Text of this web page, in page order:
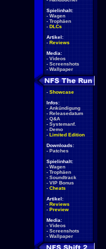
Spielinhalt:
- Wagen
- Trophäen
- DLCs
Artikel:
- Reviews
Media:
- Videos
- Screenshots
- Wallpaper
- Showcase
Infos:
- Ankündigung
- Releasedatum
- Q&A
- Systemanf.
- Demo
- Limited Edition
Downloads:
- Patches
Spielinhalt:
- Wagen
- Trophäen
- Soundtrack
- VIP Bonus
- Cheats
Artikel:
- Reviews
- Preview
Media:
- Videos
- Screenshots
- Wallpaper